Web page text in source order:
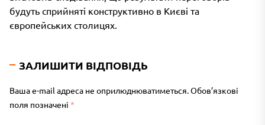
будуть сприйняті конструктивно в Києві та
європейських столицях.
ЗАЛИШИТИ ВІДПОВІДЬ
Ваша e-mail адреса не оприлюднюватиметься.Обов’язкові
поля позначені *